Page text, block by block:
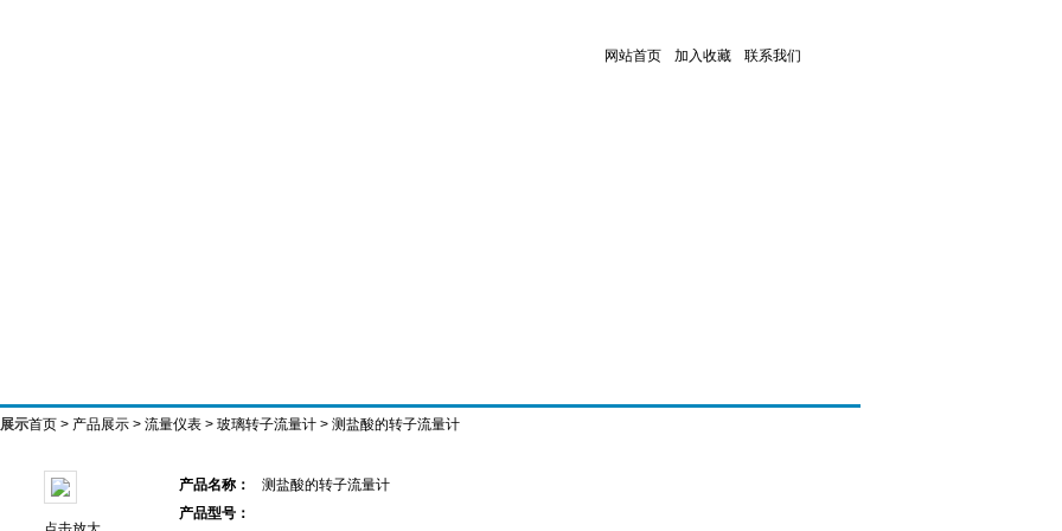
网站首页 加入收藏 联系我们
示首页 > 产品展示 > 流量仪表 > 玻璃转子流量计 > 测盐酸的转子流量计
产品名称：
测盐酸的转子流量计
产品型号：